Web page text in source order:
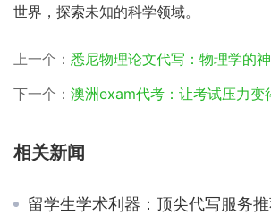
世界，探索未知的科学领域。
上一个： 悉尼物理论文代写：物理学的
下一个： 澳洲exam代考：让考试压力变
相关新闻
留学生学术利器：顶尖代写服务